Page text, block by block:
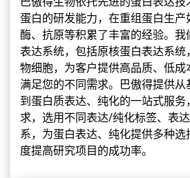
蛋白的研发能力，在重组蛋白生
酶、抗原等积累了丰富的经验。我
表达系统，包括原核蛋白表达系
物细胞，为客户提供高品质、低成
满足您的不同需求。巴傲得提供
到蛋白质表达、纯化的一站式服
求，选用不同表达/纯化标签、表
系，为蛋白表达、纯化提供多种
度提高研究项目的成功率。